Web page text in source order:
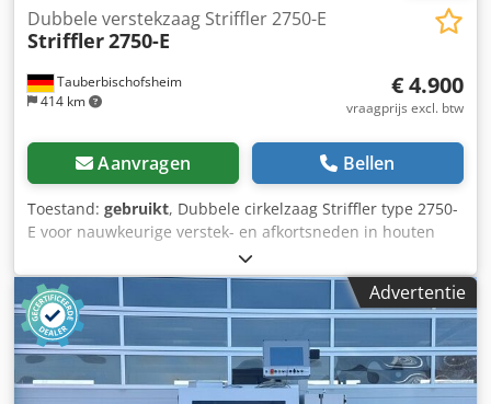
Tauberbischofsheim
414 km
Dubbele verstekzaag Striffler 2750-E
Striffler2750-E
€ 4.900
vraagprijs excl. btw
Aanvragen Bellen
Toestand: gebruikt, Dubbele cirkelzaag Striffler type 2750-
E voor nauwkeurige verstek- en afkortsneden in houten
profielen, lijsten en frames. De machine is ideaal geschikt
voor de serieproductie in de ramen-, deuren- en
meubelindustrie, dankzij twee pneumatisch zwenkbare
zaageenheden en elektronische positionering. Csdpfx
Aszryu Aeg Eeha Technische specificaties: - Zaaglengte: ca.
2.200 mm - Verstekhoek: 45° - 90° - Werkstukafmetingen:
max. 50 x 70 mm - Overige gegevens: zie PDF
Advertentie